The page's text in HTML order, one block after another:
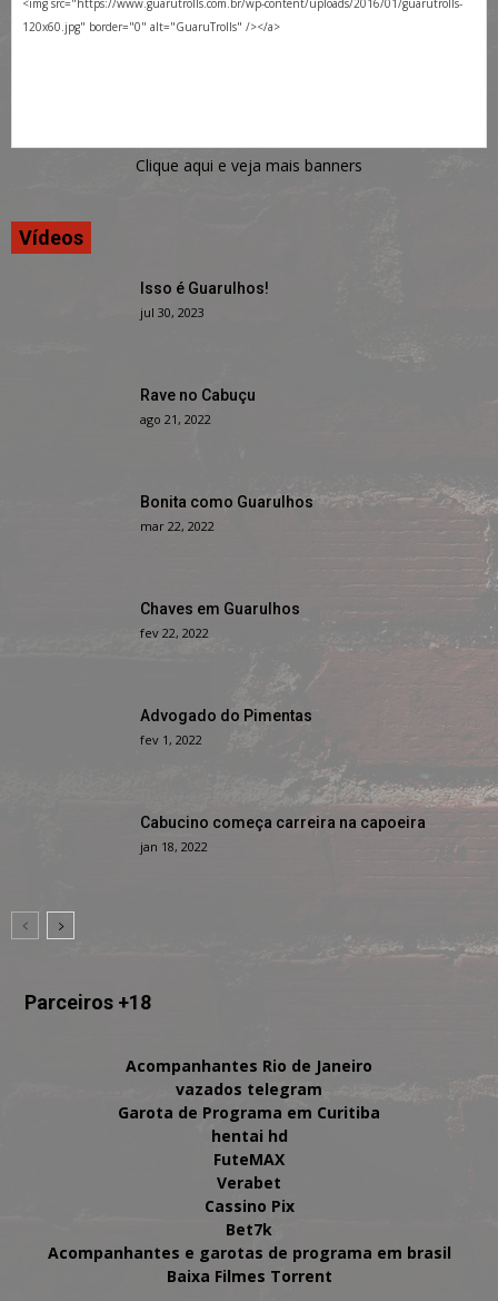
Clique aqui e veja mais banners
Vídeos
Isso é Guarulhos!
jul 30, 2023
Rave no Cabuçu
ago 21, 2022
Bonita como Guarulhos
mar 22, 2022
Chaves em Guarulhos
fev 22, 2022
Advogado do Pimentas
fev 1, 2022
Cabucino começa carreira na capoeira
jan 18, 2022
Parceiros +18
Acompanhantes Rio de Janeiro
vazados telegram
Garota de Programa em Curitiba
hentai hd
FuteMAX
Verabet
Cassino Pix
Bet7k
Acompanhantes e garotas de programa em brasil
Baixa Filmes Torrent